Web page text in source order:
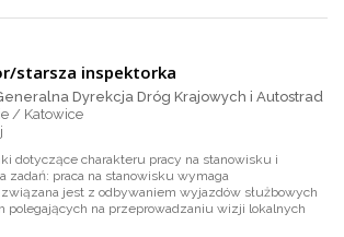
starsza inspektorka
Dyrekcja Dróg Krajowych i Autostrad
/ Katowice
dotyczące charakteru pracy na stanowisku i
zadań: praca na stanowisku wymaga
jest z odbywaniem wyjazdów służbowych
polegających na przeprowadzaniu wizji lokalnych